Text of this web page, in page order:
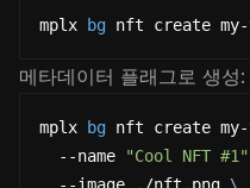
mplx bg nft create
메타데이터 플래그로 생성:
mplx bg nft create
  --name
"Cool NFT #1"